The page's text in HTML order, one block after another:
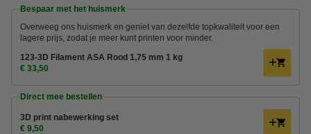
Bespaar met het huismerk
Overweeg ons huismerk en geniet van dezelfde topkwaliteit voor een
lagere prijs, zodat je meer kunt printen voor minder.
123-3D Filament ASA Rood 1,75 mm 1 kg
€ 33,50
Direct mee bestellen
3D print nabewerking set
€ 9,50